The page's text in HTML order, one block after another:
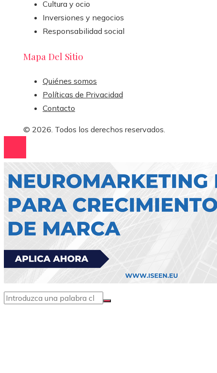
Cultura y ocio
Inversiones y negocios
Responsabilidad social
Mapa Del Sitio
Quiénes somos
Políticas de Privacidad
Contacto
© 2026. Todos los derechos reservados.